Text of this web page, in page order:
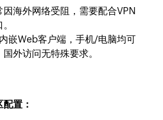
因海外网络受阻，需要配合VPN
嵌Web客户端，手机/电脑均可
外访问无特殊要求。
置：